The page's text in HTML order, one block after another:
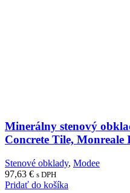
Minerálny stenový
Concrete Tile,
Stenové obklady, Modee
97,63 € s DPH
Pridať do košíka